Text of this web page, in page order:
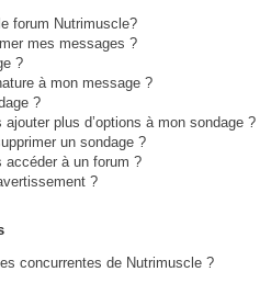
forum Nutrimuscle?
mes messages ?
?
à mon message ?
?
plus d’options à mon sondage ?
un sondage ?
accéder à un forum ?
?
concurrentes de Nutrimuscle ?